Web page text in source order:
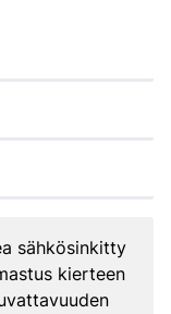
sähkösinkitty
kierteen